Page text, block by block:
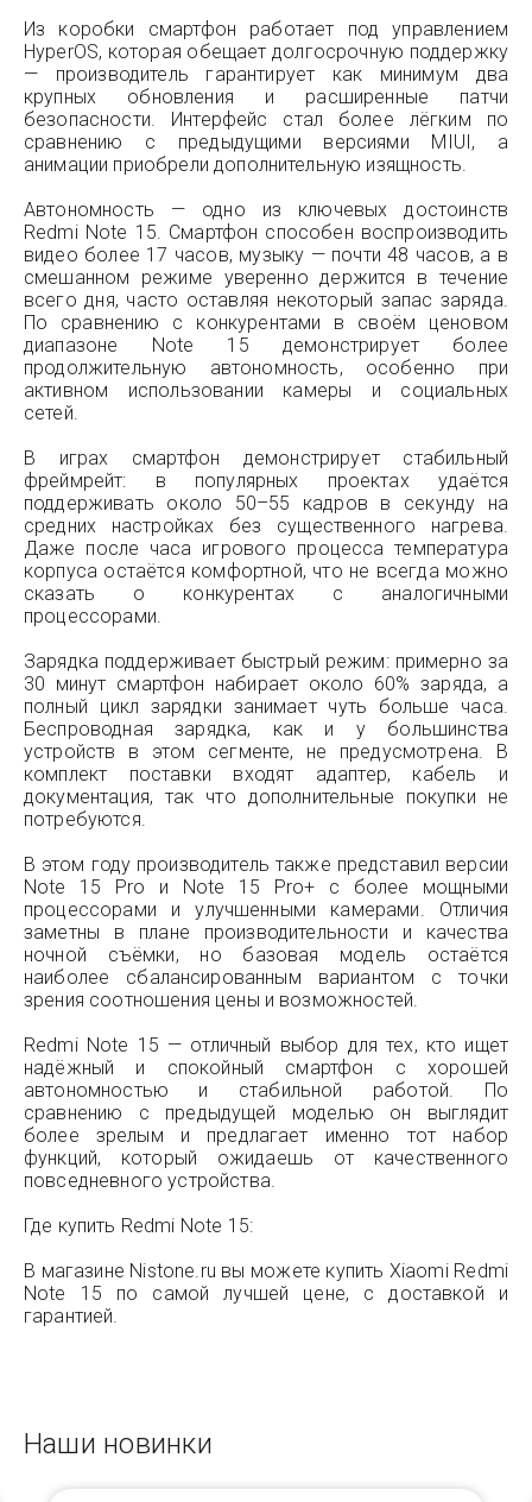
Из коробки смартфон работает под управлением
HyperOS, которая обещает долгосрочную поддержку
— производитель гарантирует как минимум два
крупных обновления и расширенные патчи
безопасности. Интерфейс стал более лёгким по
сравнению с предыдущими версиями MIUI, а
анимации приобрели дополнительную изящность.
Автономность — одно из ключевых достоинств
Redmi Note 15. Смартфон способен воспроизводить
видео более 17 часов, музыку — почти 48 часов, а в
смешанном режиме уверенно держится в течение
всего дня, часто оставляя некоторый запас заряда.
По сравнению с конкурентами в своём ценовом
диапазоне Note 15 демонстрирует более
продолжительную автономность, особенно при
активном использовании камеры и социальных
сетей.
В играх смартфон демонстрирует стабильный
фреймрейт: в популярных проектах удаётся
поддерживать около 50–55 кадров в секунду на
средних настройках без существенного нагрева.
Даже после часа игрового процесса температура
корпуса остаётся комфортной, что не всегда можно
сказать о конкурентах с аналогичными
процессорами.
Зарядка поддерживает быстрый режим: примерно за
30 минут смартфон набирает около 60% заряда, а
полный цикл зарядки занимает чуть больше часа.
Беспроводная зарядка, как и у большинства
устройств в этом сегменте, не предусмотрена. В
комплект поставки входят адаптер, кабель и
документация, так что дополнительные покупки не
потребуются.
В этом году производитель также представил версии
Note 15 Pro и Note 15 Pro+ с более мощными
процессорами и улучшенными камерами. Отличия
заметны в плане производительности и качества
ночной съёмки, но базовая модель остаётся
наиболее сбалансированным вариантом с точки
зрения соотношения цены и возможностей.
Redmi Note 15 — отличный выбор для тех, кто ищет
надёжный и спокойный смартфон с хорошей
автономностью и стабильной работой. По
сравнению с предыдущей моделью он выглядит
более зрелым и предлагает именно тот набор
функций, который ожидаешь от качественного
повседневного устройства.
Где купить Redmi Note 15:
В магазине Nistone.ru вы можете купить Xiaomi Redmi
Note 15 по самой лучшей цене, с доставкой и
гарантией.
Наши новинки